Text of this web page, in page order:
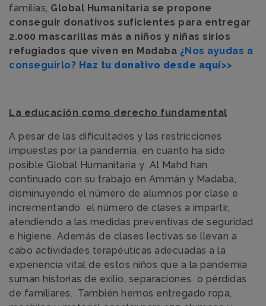
familias, Global Humanitaria se propone
conseguir donativos suficientes para entregar
2.000 mascarillas más a niños y niñas sirios
refugiados que viven en Madaba ¿Nos ayudas a
conseguirlo? Haz tu donativo desde aquí>>
La educación como derecho fundamental
A pesar de las dificultades y las restricciones
impuestas por la pandemia, en cuanto ha sido
posible Global Humanitaria y Al Mahd han
continuado con su trabajo en Ammán y Madaba,
disminuyendo el número de alumnos por clase e
incrementando el número de clases a impartir,
atendiendo a las medidas preventivas de seguridad
e higiene. Además de clases lectivas se llevan a
cabo actividades terapéuticas adecuadas a la
experiencia vital de estos niños que a la pandemia
suman historias de exilio, separaciones o pérdidas
de familiares. También hemos entregado ropa,